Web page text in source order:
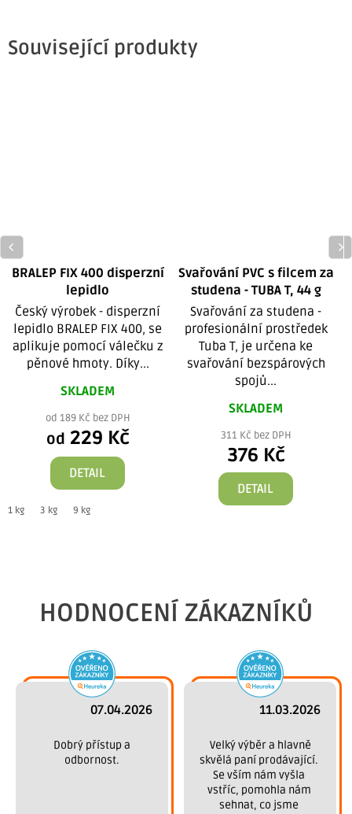
Související produkty
BRALEP FIX 400 disperzní
lepidlo
Český výrobek - disperzní
lepidlo BRALEP FIX 400, se
aplikuje pomocí válečku z
pěnové hmoty. Díky...
SKLADEM
od 189 Kč bez DPH
od 229 Kč
DETAIL
1 kg 3 kg 9 kg
Svařování PVC s filcem za
studena - TUBA T, 44 g
Svařování za studena -
profesionální prostředek
Tuba T, je určena ke
svařování bezspárových
spojů...
SKLADEM
311 Kč bez DPH
376 Kč
DETAIL
HODNOCENÍ ZÁKAZNÍKŮ
07.04.2026
odbornost.
11.03.2026
skvělá paní prodávající.
Se vším nám vyšla
vstříc, pomohla nám
sehnat, co jsme